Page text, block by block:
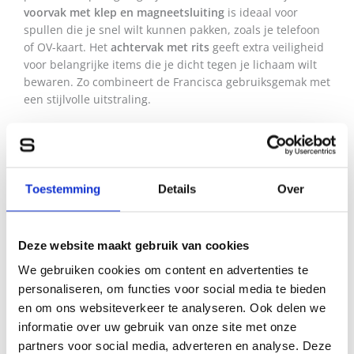
Toestemming Details Over
Deze website maakt gebruik van cookies
We gebruiken cookies om content en advertenties te
personaliseren, om functies voor social media te bieden
en om ons websiteverkeer te analyseren. Ook delen we
informatie over uw gebruik van onze site met onze
partners voor social media, adverteren en analyse. Deze
voorvak met klep en magneetsluiting is ideaal voor
spullen die je snel wilt kunnen pakken, zoals je telefoon
of OV-kaart. Het achtervak met rits geeft extra veiligheid
voor belangrijke items die je dicht tegen je lichaam wilt
bewaren. Zo combineert de Francisca gebruiksgemak met
een stijlvolle uitstraling.
Georganiseerd interieur met optimaal draagcomfort
voor waardevolle
pennenlussenen een sleutelhanger
. Dankzij deze
indeling blijft je tas overzichtelijk en hoef je nooit te
De Francisca is uitgerust met
twee verstelbare lange
schouderriemen
jouw lengte en voorkeur. Daarnaast heeft de tas een
stevigehandgreep, waarmee je haar ook eenvoudig in de
hand kunt dragen.